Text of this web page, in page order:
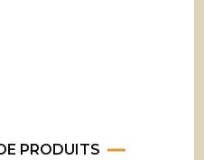
PRODUITS